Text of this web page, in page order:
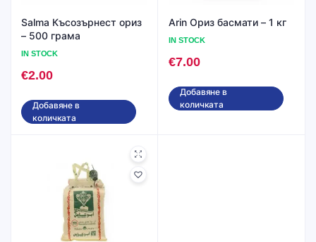
Salma Късозърнест ориз
– 500 грама
IN STOCK
€2.00
Добавяне в
количката
Arin Ориз басмати – 1 кг
IN STOCK
€7.00
Добавяне в
количката